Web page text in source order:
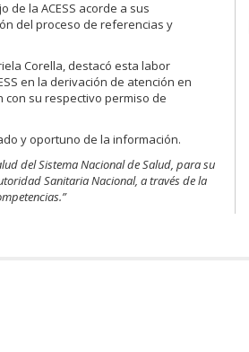
de la ACESS acorde a sus
del proceso de referencias y
Corella, destacó esta labor
en la derivación de atención en
su respectivo permiso de
y oportuno de la información.
del Sistema Nacional de Salud, para su
Sanitaria Nacional, a través de la